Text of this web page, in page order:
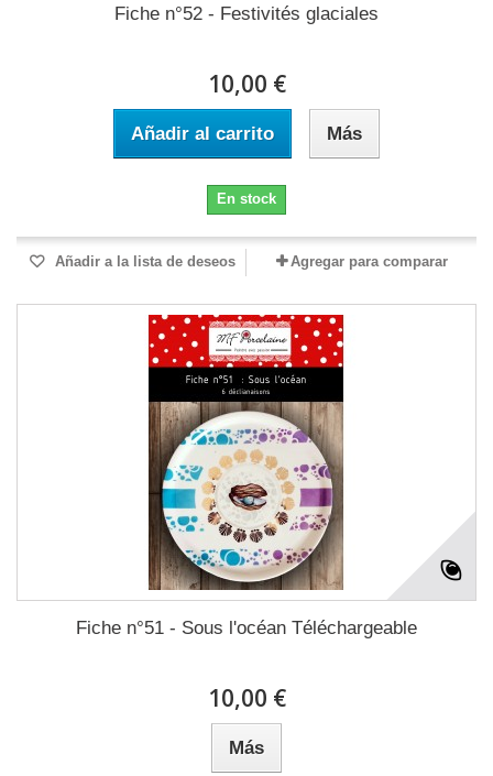
Fiche n°52 - Festivités glaciales
10,00 €
Añadir al carrito Más
En stock
Añadir a la lista de deseos Agregar para comparar
Fiche n°51 - Sous l'océan Téléchargeable
10,00 €
Más